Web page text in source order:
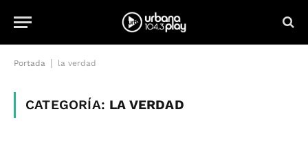
Portada la verdad
CATEGORÍA: LA VERDAD